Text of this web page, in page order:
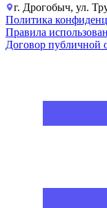
г. Дрогобыч, ул.
Политика
Правила
Договор публичной